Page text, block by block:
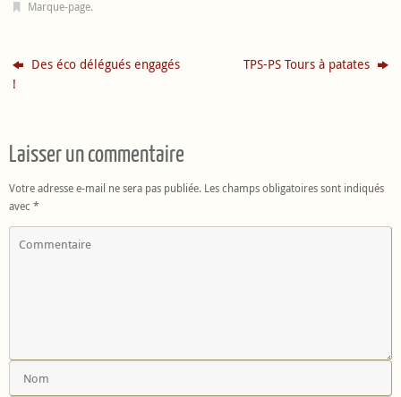
Marque-page.
Des éco délégués engagés
!
TPS-PS Tours à patates
Laisser un commentaire
Votre adresse e-mail ne sera pas publiée. Les champs obligatoires sont indiqués
avec *